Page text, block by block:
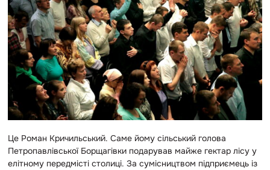
Це Роман Кричильський. Саме йому сільський голова
Петропавлівської Борщагівки подарував майже гектар лісу у
елітному передмісті столиці. За сумісництвом підприємець із